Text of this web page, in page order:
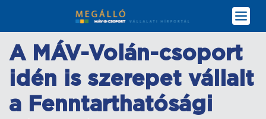
tartalomra
A MÁV-Volán-csoport
idén is szerepet vállalt
a Fenntarthatósági